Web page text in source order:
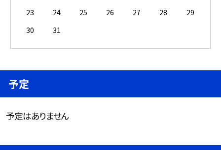
23
24 25 26 27 28
29
30
31
予定
予定はありません